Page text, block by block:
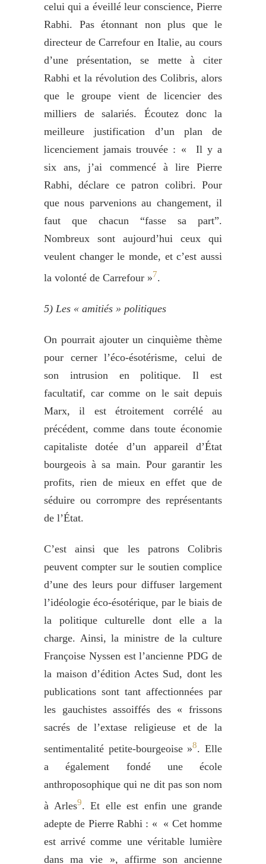
celui qui a éveillé leur conscience, Pierre
Rabhi. Pas étonnant non plus que le
directeur de Carrefour en Italie, au cours
d’une présentation, se mette à citer
Rabhi et la révolution des Colibris, alors
que le groupe vient de licencier des
milliers de salariés. Écoutez donc la
meilleure justification d’un plan de
licenciement jamais trouvée : « Il y a
six ans, j’ai commencé à lire Pierre
Rabhi, déclare ce patron colibri. Pour
que nous parvenions au changement, il
faut que chacun “fasse sa part”.
Nombreux sont aujourd’hui ceux qui
veulent changer le monde, et c’est aussi
la volonté de Carrefour »7.
5) Les « amitiés » politiques
On pourrait ajouter un cinquième thème
pour cerner l’éco-ésotérisme, celui de
son intrusion en politique. Il est
facultatif, car comme on le sait depuis
Marx, il est étroitement corrélé au
précédent, comme dans toute économie
capitaliste dotée d’un appareil d’État
bourgeois à sa main. Pour garantir les
profits, rien de mieux en effet que de
séduire ou corrompre des représentants
de l’État.
C’est ainsi que les patrons Colibris
peuvent compter sur le soutien complice
d’une des leurs pour diffuser largement
l’idéologie éco-ésotérique, par le biais de
la politique culturelle dont elle a la
charge. Ainsi, la ministre de la culture
Françoise Nyssen est l’ancienne PDG de
la maison d’édition Actes Sud, dont les
publications sont tant affectionnées par
les gauchistes assoiffés des « frissons
sacrés de l’extase religieuse et de la
sentimentalité petite-bourgeoise »8. Elle
a également fondé une école
anthroposophique qui ne dit pas son nom
à Arles9. Et elle est enfin une grande
adepte de Pierre Rabhi : « « Cet homme
est arrivé comme une véritable lumière
dans ma vie », affirme son ancienne